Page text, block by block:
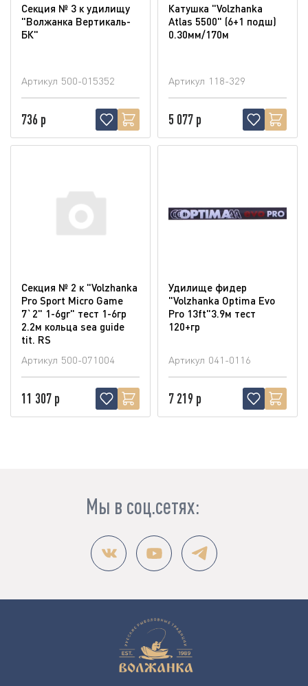
Секция № 3 к удилищу
"Волжанка Вертикаль-
БК"
Артикул 500-015352
736 р
Катушка "Volzhanka
Atlas 5500" (6+1 подш)
0.30мм/170м
Артикул 118-329
5 077 р
Секция № 2 к "Volzhanka
Pro Sport Micro Game
7`2" 1-6gr" тест 1-6гр
2.2м кольца sea guide
tit. RS
Артикул 500-071004
11 307 р
Удилище фидер
"Volzhanka Optima Evo
Pro 13ft"3.9м тест
120+гр
Артикул 041-0116
7 219 р
Мы в соц.сетях: